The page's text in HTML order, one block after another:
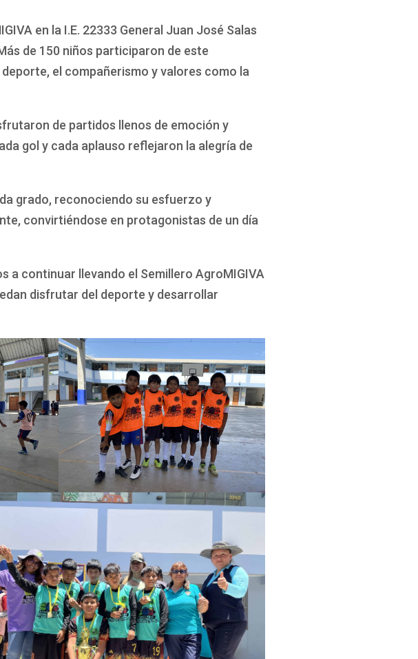
en la I.E. 22333 General Juan José Salas
de 150 niños participaron de este
el compañerismo y valores como la
de partidos llenos de emoción y
gol y cada aplauso reflejaron la alegría de
grado, reconociendo su esfuerzo y
convirtiéndose en protagonistas de un día
a continuar llevando el Semillero AgroMIGIVA
disfrutar del deporte y desarrollar